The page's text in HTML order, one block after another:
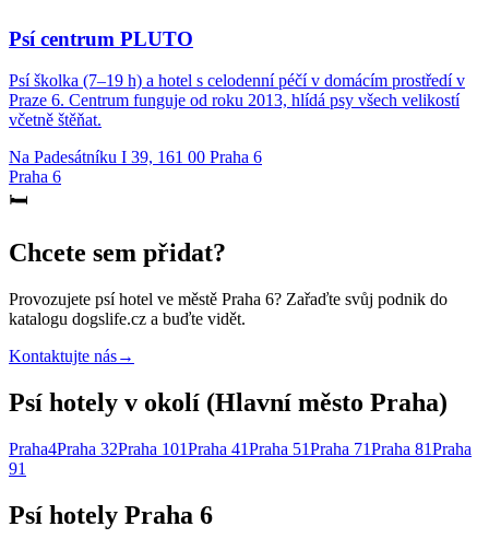
Psí centrum PLUTO
Psí školka (7–19 h) a hotel s celodenní péčí v domácím prostředí v
Praze 6. Centrum funguje od roku 2013, hlídá psy všech velikostí
včetně štěňat.
Na Padesátníku I 39, 161 00 Praha 6
Praha 6
🛏️
Chcete sem přidat?
Provozujete psí hotel ve městě Praha 6? Zařaďte svůj podnik do
katalogu dogslife.cz a buďte vidět.
Kontaktujte nás→
Psí hotely v okolí (Hlavní město Praha)
Praha4Praha 32Praha 101Praha 41Praha 51Praha 71Praha 81Praha
91
Psí hotely Praha 6